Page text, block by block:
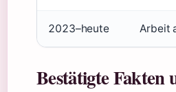
2023–heute Arbeit
Bestätigte Fakten